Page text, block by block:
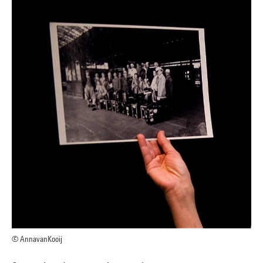
© AnnavanKooij